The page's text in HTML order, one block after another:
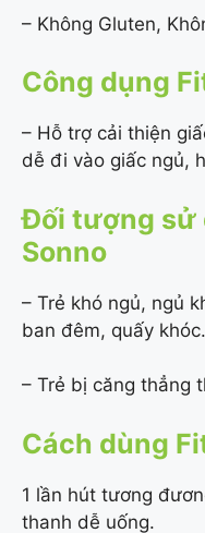
– Không Gluten,
Công dụng
– Hỗ trợ cải thiện
dễ đi vào giấc ngủ,
Đối tượng sử
Sonno
– Trẻ khó ngủ, ngủ
ban đêm, quấy khóc.
– Trẻ bị căng thẳng
Cách dùng
1 lần hút tương
thanh dễ uống.